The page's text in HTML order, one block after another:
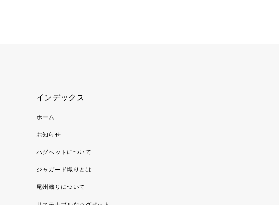
インデックス
ホーム
お知らせ
ハグペットについて
ジャガード織りとは
尾州織りについて